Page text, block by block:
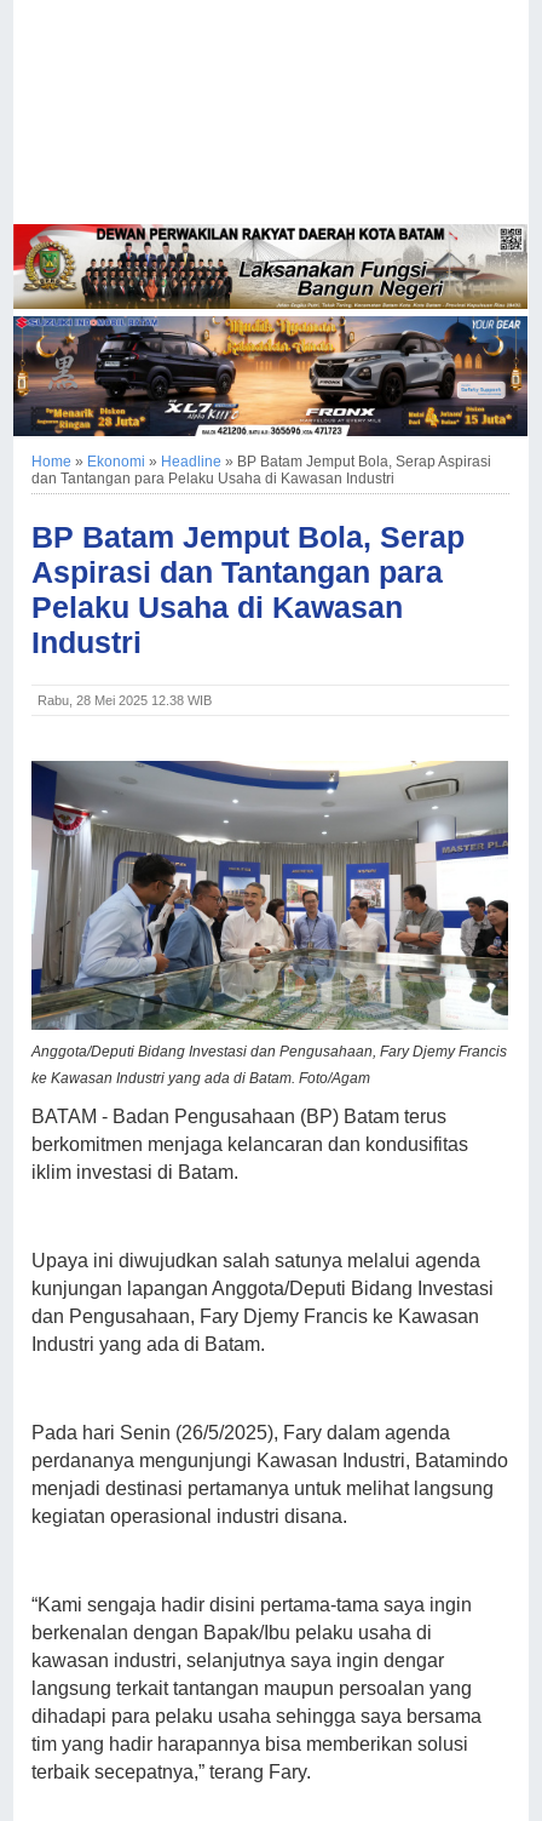
Home » Ekonomi » Headline » BP Batam Jemput Bola, Serap Aspirasi
dan Tantangan para Pelaku Usaha di Kawasan Industri
BP Batam Jemput Bola, Serap
Aspirasi dan Tantangan para
Pelaku Usaha di Kawasan
Industri
Rabu, 28 Mei 2025 12.38 WIB
Anggota/Deputi Bidang Investasi dan Pengusahaan, Fary Djemy Francis
ke Kawasan Industri yang ada di Batam. Foto/Agam
BATAM - Badan Pengusahaan (BP) Batam terus
berkomitmen menjaga kelancaran dan kondusifitas
iklim investasi di Batam.
Upaya ini diwujudkan salah satunya melalui agenda
kunjungan lapangan Anggota/Deputi Bidang Investasi
dan Pengusahaan, Fary Djemy Francis ke Kawasan
Industri yang ada di Batam.
Pada hari Senin (26/5/2025), Fary dalam agenda
perdananya mengunjungi Kawasan Industri, Batamindo
menjadi destinasi pertamanya untuk melihat langsung
kegiatan operasional industri disana.
“Kami sengaja hadir disini pertama-tama saya ingin
berkenalan dengan Bapak/Ibu pelaku usaha di
kawasan industri, selanjutnya saya ingin dengar
langsung terkait tantangan maupun persoalan yang
dihadapi para pelaku usaha sehingga saya bersama
tim yang hadir harapannya bisa memberikan solusi
terbaik secepatnya,” terang Fary.